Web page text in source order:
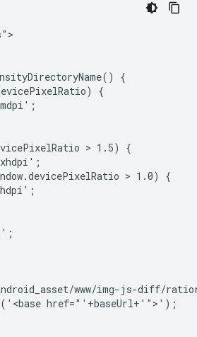
{
{
> 1.5) {
> 1.0) {
www/img-js-diff/
href="'+baseUrl+'">');